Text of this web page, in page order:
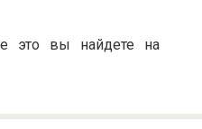
это вы найдете на